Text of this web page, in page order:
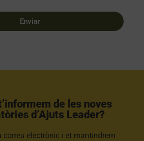
Enviar
de les noves
d’Ajuts Leader?​
correu electrònic i et mantindrem